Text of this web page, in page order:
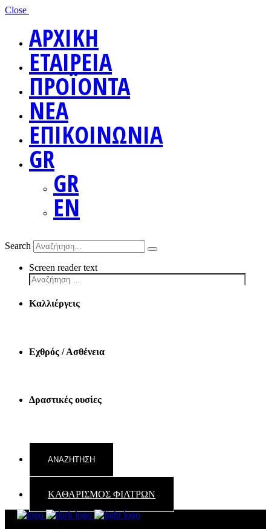
Close
ΑΡΧΙΚΗ
ΕΤΑΙΡΕΙΑ
ΠΡΟΪΟΝΤΑ
ΝΕΑ
ΕΠΙΚΟΙΝΩΝΙΑ
GR
GR
EN
Search
Screen reader text
Καλλιέργεις
Εχθρός / Ασθένεια
Δραστικές ουσίες
ΚΑΘΑΡΙΣΜΟΣ ΦΙΛΤΡΩΝ